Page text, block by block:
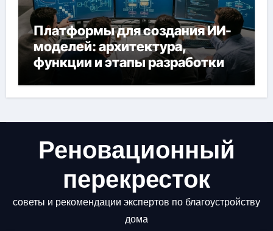
Платформы для создания ИИ-
моделей: архитектура,
функции и этапы разработки
Реновационный
перекресток
советы и рекомендации экспертов по благоустройству
дома